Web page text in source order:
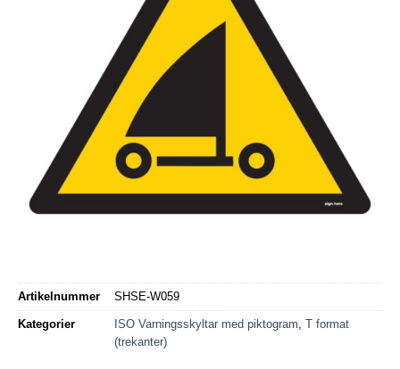
Artikelnummer SHSE-W059
Kategorier ISO Varningsskyltar med piktogram T format
(trekanter)